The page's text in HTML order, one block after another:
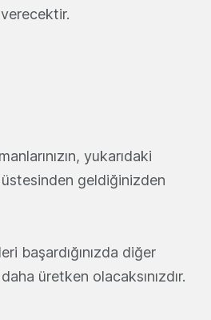
yukarıdaki
üstesinden geldiğinizden
başardığınızda diğer
üretken olacaksınızdır.